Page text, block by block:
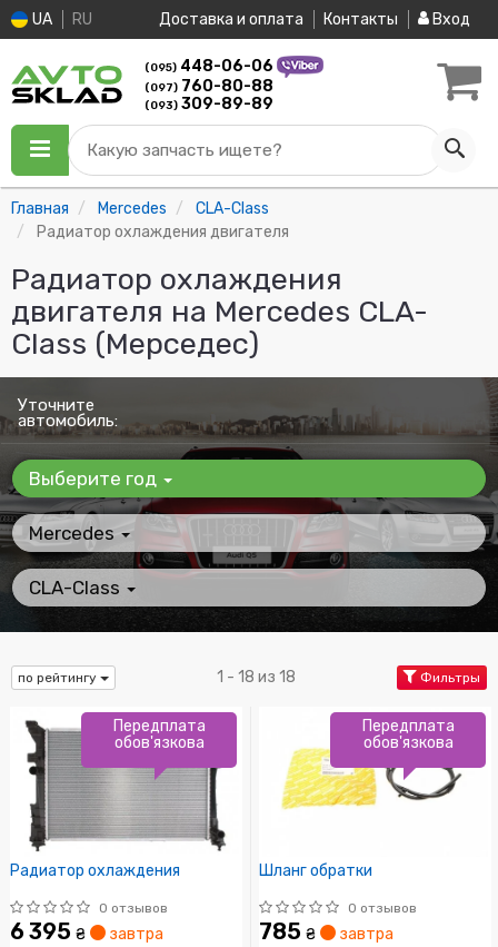
UA RU Доставка и оплата Контакты Вход
(095) 448-06-06
(097) 760-80-88
(093) 309-89-89
Какую запчасть ищете?
Главная Mercedes
CLA-Class
Радиатор охлаждения двигателя
Радиатор охлаждения
двигателя на Mercedes CLA-
Class (Мерседес)
Уточните
автомобиль:
Выберите год
Mercedes
CLA-Class
по рейтингу 1 - 18 из 18 Фильтры
Радиатор охлаждения
0 отзывов
6 395 ₴ завтра
Передплата
обов'язкова
Шланг обратки
0 отзывов
785 ₴ завтра
Передплата
обов'язкова